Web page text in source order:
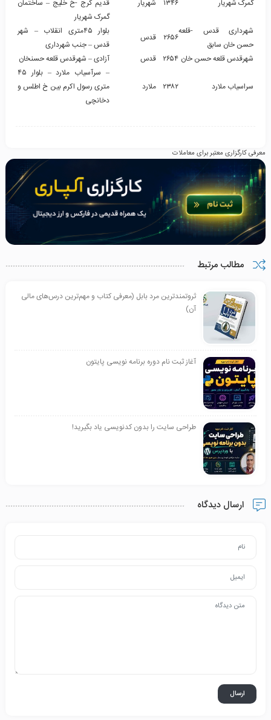
گمرک شهریار ۱۳۴۶ شهریار
قدیم کرج -خ خلیج – ساختمان
گمرک شهریار
شهرداری قدس -قلعه
حسن خان سابق
۲۶۵۶ قدس
بلوار ۴۵متری انقلاب – شهر
قدس – جنب شهرداری
شهرقدس قلعه حسن خان ۲۶۵۴ قدس آزادی – شهرقدس قلعه حسنخان
سراسیاب ملارد ۲۳۸۲ ملارد
– سرآسیاب ملارد – بلوار ۴۵
متری رسول اکرم بین خ اطلس و
دخانچی
معرفی کارگزاری معتبر برای معاملات
مطالب مرتبط
ثروتمندترین مرد بابل (معرفی کتاب و مهم‌ترین درس‌های مالی
آن)
آغاز ثبت نام دوره برنامه نویسی پایتون
طراحی سایت را بدون کدنویسی یاد بگیرید!
ارسال دیدگاه